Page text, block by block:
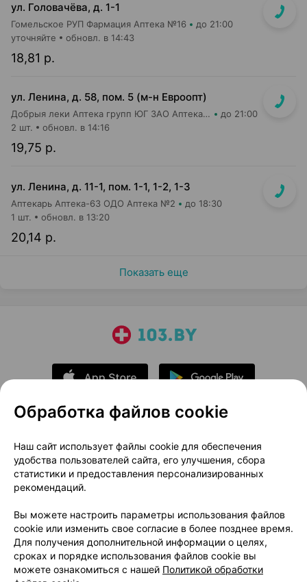
ул. Головачёва, д. 1-1
Гомельское РУП Фармация Аптека №16 до 21:00
18,81 р.
уточняйте обновл. в 14:43
ул. Ленина, д. 58, пом. 5 (м-н Евроопт)
Добрыя леки Аптека групп ЮГ ЗАО Аптека №8 до 21:00
19,75 р.
2 шт. обновл. в 14:16
ул. Ленина, д. 11-1, пом. 1-1, 1-2, 1-3
Аптекарь Аптека-63 ОДО Аптека №2 до 18:30
20,14 р.
1 шт. обновл. в 13:20
Показать еще
О проекте
Новости проекта
Размещение рекламы
Медицинский маркетинг
Публичный договор
Доставка
Способы оплаты
Вакансии
Партнеры
Написать руководителю 103.by
Написать в поддержку
Персональные настройки Cookie
Обработка файлов cookie
Наш сайт использует файлы cookie для обеспечения
удобства пользователей сайта, его улучшения, сбора
статистики и предоставления персонализированных
рекомендаций.
Вы можете настроить параметры использования файлов
cookie или изменить свое согласие в более позднее время.
Для получения дополнительной информации о целях,
сроках и порядке использования файлов cookie вы
можете ознакомиться с нашей Политикой обработки